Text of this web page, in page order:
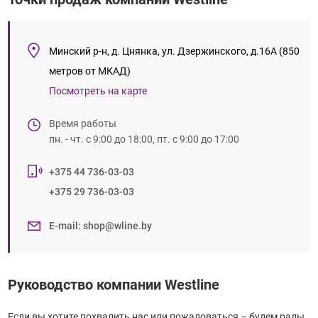
Минский р-н, д. Цнянка, ул. Дзержинского, д.16А (850
метров от МКАД)
Посмотреть на карте
Время работы
пн. - чт. с 9:00 до 18:00, пт. с 9:00 до 17:00
+375 44 736-03-03
+375 29 736-03-03
E-mail : shop@wline.by
Руководство компании Westline